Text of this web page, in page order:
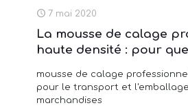
7 mai 2020
La mousse de calage
haute densité : pour
mousse de calage
pour le transport et
marchandises